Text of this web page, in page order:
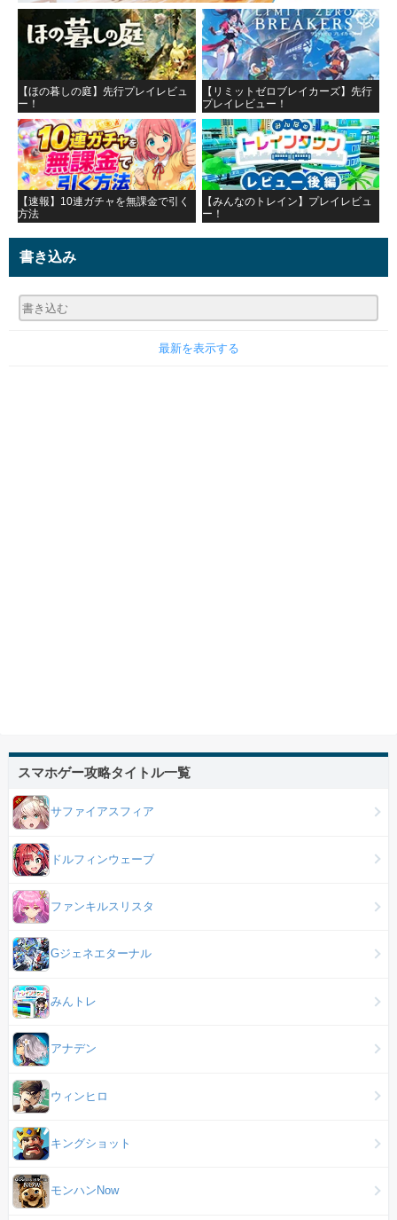
【ほの暮しの庭】先行プレイレビュ
ー！
【リミットゼロブレイカーズ】先行
プレイレビュー！
【速報】10連ガチャを無課金で引く
方法
【みんなのトレイン】プレイレビュ
ー！
書き込み
最新を表示する
スマホゲー攻略タイトル一覧
サファイアスフィア
ドルフィンウェーブ
ファンキルスリスタ
Gジェネエターナル
みんトレ
アナデン
ウィンヒロ
キングショット
モンハンNow